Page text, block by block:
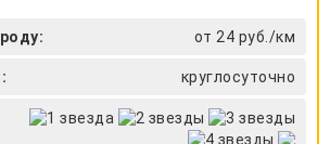
от 24 руб./км
круглосуточно